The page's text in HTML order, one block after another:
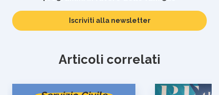
la
Iscriviti alla newsletter
Articoli correlati